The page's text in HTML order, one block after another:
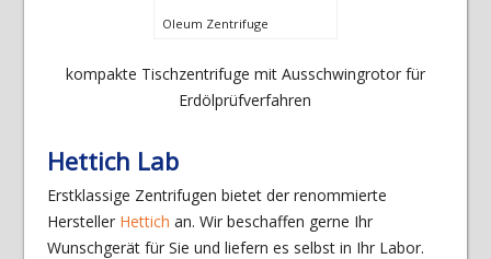
Oleum Zentrifuge
kompakte Tischzentrifuge mit Ausschwingrotor für
Erdölprüfverfahren
Hettich Lab
Erstklassige Zentrifugen bietet der renommierte
Hersteller Hettich an. Wir beschaffen gerne Ihr
Wunschgerät für Sie und liefern es selbst in Ihr Labor.